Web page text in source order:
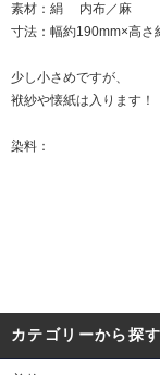
素材：絹 内布／麻
寸法：幅約190mm×高さ
少し小さめですが、
袱紗や懐紙は入ります！
染料：
カテゴリーから探す